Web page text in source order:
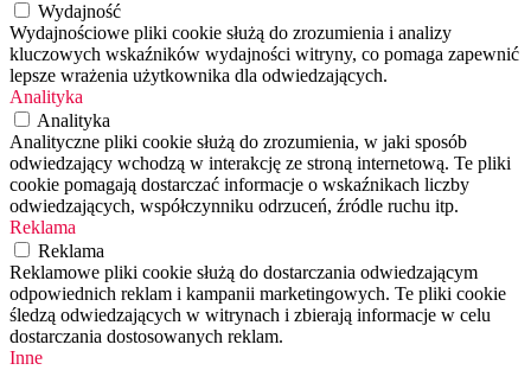
Wydajność
Wydajnościowe pliki cookie służą do zrozumienia i analizy
kluczowych wskaźników wydajności witryny, co pomaga zapewnić
lepsze wrażenia użytkownika dla odwiedzających.
Analityka
Analityka
Analityczne pliki cookie służą do zrozumienia, w jaki sposób
odwiedzający wchodzą w interakcję ze stroną internetową. Te pliki
cookie pomagają dostarczać informacje o wskaźnikach liczby
odwiedzających, współczynniku odrzuceń, źródle ruchu itp.
Reklama
Reklama
Reklamowe pliki cookie służą do dostarczania odwiedzającym
odpowiednich reklam i kampanii marketingowych. Te pliki cookie
śledzą odwiedzających w witrynach i zbierają informacje w celu
dostarczania dostosowanych reklam.
Inne